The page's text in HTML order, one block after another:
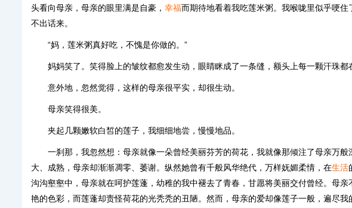
头看向母亲，母亲的眼里满是自豪， 幸福而期待地看着我吃莲米粥。我喉咙里似乎哽
不出话来。
“妈，莲米粥真好吃，不愧是你做的。”
妈妈笑了。笑得脸上的皱纹都愈发生动，眼睛眯成了一条缝，额头上每一颗汗珠都
意外地，忽然觉得，这样的母亲很平实，却很生动。
母亲笑得很美。
夹起几颗嫩软白皙的莲子，我细细地尝，慢慢地品。
一刹那，我忽然想：母亲就像一朵曾经美丽芬芳的荷花，我就像那倾注了母亲万般
大、成熟，母亲却渐渐凋零、萎谢。纵然她曾有千般风华绝代，万样妩媚柔情，在生活
沟沟壑壑中，母亲就在呵护莲蓬，幼稚的我中褪去了青春，甘愿将美丽交付曾经。母
艳的色彩，而莲蓬却责怪荷花的光秃秃的丑陋。然而，母亲的爱却像莲子一般，遍尽